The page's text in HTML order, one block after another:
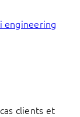
engineering
clients et